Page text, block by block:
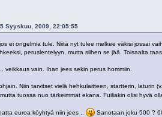
Syyskuu, 2009, 22:05:55
ei ongelmia tule. Niitä nyt tulee melkee väkisi jossai
peruslentelyyn, mutta siihen se jää. Toisaalta
veikkaus vain. Ihan jees sekin perus hommiin.
Niin tarvitset vielä hehkulaitteen, startterin, laturin
tuossa nuo tärkeimmät ekana. Fuiliakin olisi hyvä
euroa köyhtyä niin jees ..
Sanotaan joku 500 ?